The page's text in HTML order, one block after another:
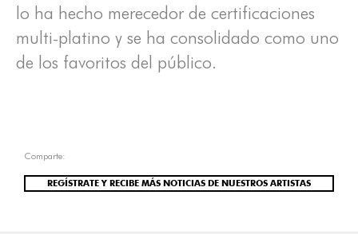
lo ha hecho merecedor de certificaciones
multi-platino y se ha consolidado como uno
de los favoritos del público.
Comparte:
REGÍSTRATE Y RECIBE MÁS NOTICIAS DE NUESTROS ARTISTAS